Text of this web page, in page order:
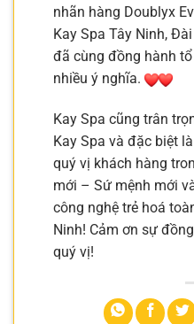
nhãn hàng Doublyx
Kay Spa Tây Ninh,
đã cùng đồng hành
nhiều ý nghĩa.
Kay Spa cũng trân
Kay Spa và đặc biệt
quý vị khách hàng
mới – Sứ mệnh mới
công nghệ trẻ hoá
Ninh! Cảm ơn sự
quý vị!